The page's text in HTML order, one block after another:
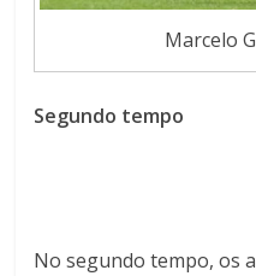
Marcelo
Segundo tempo
No segundo tempo, os